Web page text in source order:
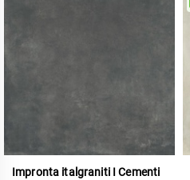
Impronta italgraniti I Cementi